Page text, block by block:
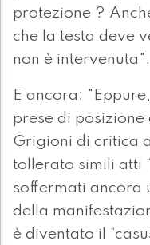
protezione ?
che la testa deve
non è intervenuta".
E ancora:
prese di posizione
Grigioni di critica
tollerato simili atti
soffermati ancora
della
è diventato il